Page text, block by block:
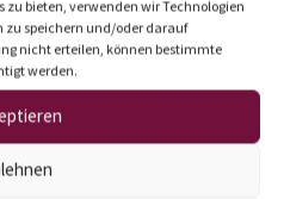
zu bieten, verwenden wir Technologien
zu speichern und/oder darauf
nicht erteilen, können bestimmte
werden.
Seite
angemessenes,